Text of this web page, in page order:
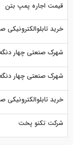
قیمت اجاره پمپ بتن
خرید تابلوالکترونیکی
شهرک صنعتی چهار دنگه
شهرک صنعتی چهار دنگه
خرید تابلوالکترونیکی
شرکت تکنو پخت